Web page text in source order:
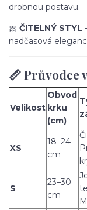
drobnou postavu.
🎀 ČITELNÝ STYL
nadčasová
📏 Průvodce
Velikost
Obvod
krku
(cm)
XS
18–24
cm
S
23–30
cm